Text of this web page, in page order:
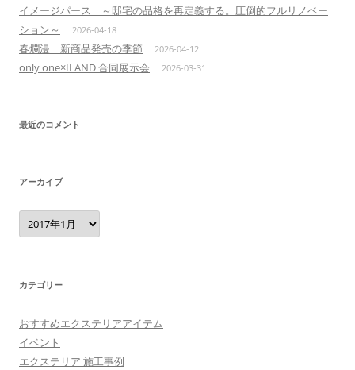
イメージパース ～邸宅の品格を再定義する。圧倒的フルリノベー
ション～
2026-04-18
春爛漫 新商品発売の季節 2026-04-12
only one×ILAND 合同展示会 2026-03-31
最近のコメント
アーカイブ
ア
ー
カ
カテゴリー
おすすめエクステリアアイテム
イベント
エクステリア 施工事例